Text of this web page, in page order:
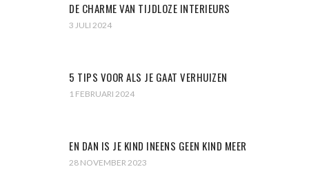
DE CHARME VAN TIJDLOZE INTERIEURS
3 JULI 2024
5 TIPS VOOR ALS JE GAAT VERHUIZEN
1 FEBRUARI 2024
EN DAN IS JE KIND INEENS GEEN KIND MEER
28 NOVEMBER 2023